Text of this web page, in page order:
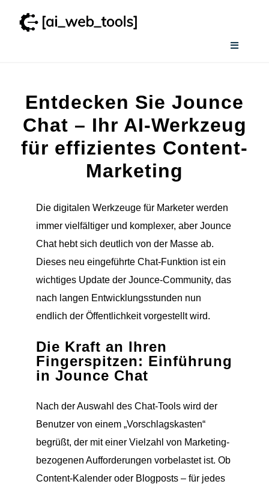
Inhalt
Toggle
Wissenswertes
Smart AI Tool Selector
Entdecken Sie Jounce
Chat – Ihr AI-Werkzeug
für effizientes Content-
Marketing
Die digitalen Werkzeuge für Marketer werden
immer vielfältiger und komplexer, aber Jounce
Chat hebt sich deutlich von der Masse ab.
Dieses neu eingeführte Chat-Funktion ist ein
wichtiges Update der Jounce-Community, das
nach langen Entwicklungsstunden nun
endlich der Öffentlichkeit vorgestellt wird.
Die Kraft an Ihren
Fingerspitzen: Einführung
in Jounce Chat
Nach der Auswahl des Chat-Tools wird der
Benutzer von einem „Vorschlagskasten“
begrüßt, der mit einer Vielzahl von Marketing-
bezogenen Aufforderungen vorbelastet ist. Ob
Content-Kalender oder Blogposts – für jedes